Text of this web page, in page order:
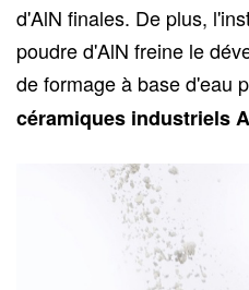
d'AlN finales. De plus,
poudre d'AlN freine le
de formage à base d'eau
céramiques industriels